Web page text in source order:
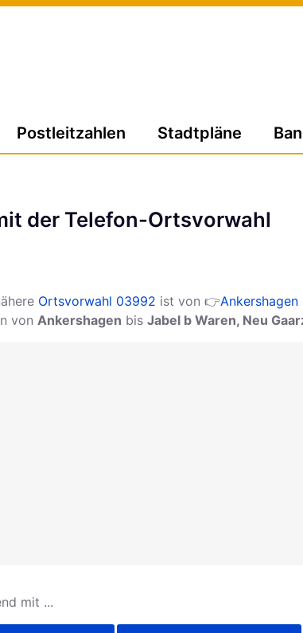
Postleitzahlen Stadtpläne
der Telefon-Ortsvorwahl
Ortsvorwahl 03992 ist von 👉Ankershagen
von Ankershagen bis Jabel b Waren, Neu
mit ...